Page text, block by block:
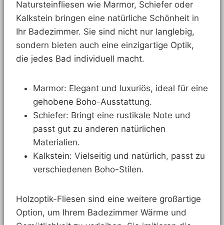
Natursteinfliesen wie Marmor, Schiefer oder
Kalkstein bringen eine natürliche Schönheit in
Ihr Badezimmer. Sie sind nicht nur langlebig,
sondern bieten auch eine einzigartige Optik,
die jedes Bad individuell macht.
Marmor: Elegant und luxuriös, ideal für eine
gehobene Boho-Ausstattung.
Schiefer: Bringt eine rustikale Note und
passt gut zu anderen natürlichen
Materialien.
Kalkstein: Vielseitig und natürlich, passt zu
verschiedenen Boho-Stilen.
Holzoptik-Fliesen sind eine weitere großartige
Option, um Ihrem Badezimmer Wärme und